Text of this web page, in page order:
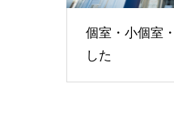
個室・小個室
した